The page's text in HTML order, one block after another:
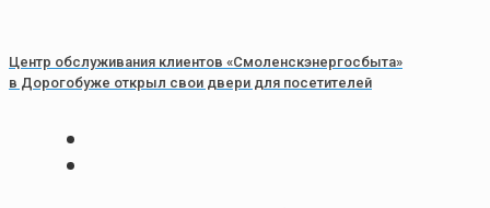
Центр обслуживания клиентов «Смоленскэнергосбыта»
в Дорогобуже открыл свои двери для посетителей